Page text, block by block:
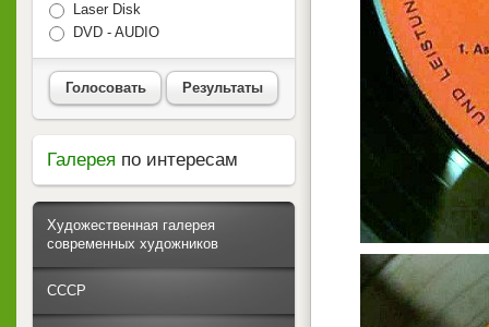
Laser Disk
DVD - AUDIO
Голосовать Результаты
Галерея по интересам
Художественная галерея
современных художников
СССР